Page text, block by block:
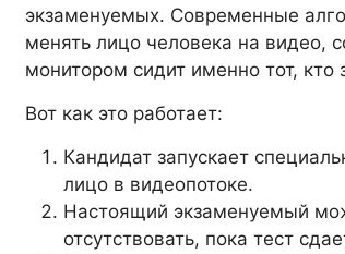
экзаменуемых. Современные
менять лицо человека на видео,
монитором сидит именно тот, кто
Вот как это работает:
Кандидат запускает
лицо в видеопотоке.
Настоящий экзаменуемый
отсутствовать, пока тест